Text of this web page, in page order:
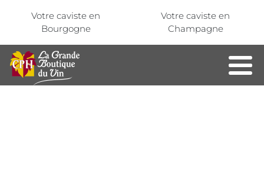
Votre caviste en
Bourgogne
Votre caviste en
Champagne